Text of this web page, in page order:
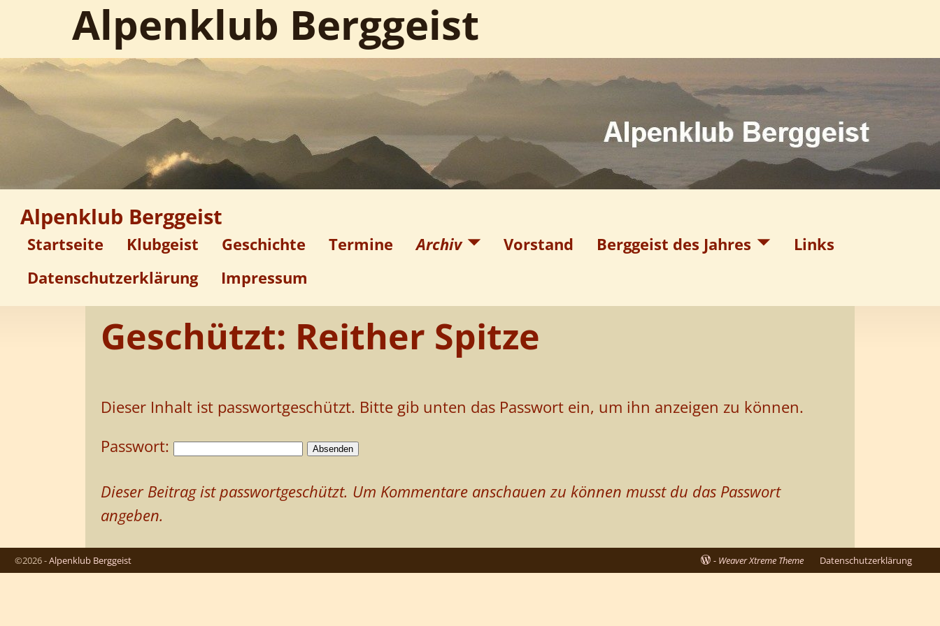
Alpenklub Berggeist
Alpenklub Berggeist
Startseite Klubgeist Geschichte Termine Archiv Vorstand Berggeist des Jahres
Links
Datenschutzerklärung
Impressum
Geschützt: Reither Spitze
Dieser Inhalt ist passwortgeschützt. Bitte gib unten das Passwort ein, um ihn anzeigen zu können.
Passwort:
Dieser Beitrag ist passwortgeschützt. Um Kommentare anschauen zu können musst du das Passwort
angeben.
©2026 -Alpenklub Berggeist - Weaver Xtreme Theme Datenschutzerklärung